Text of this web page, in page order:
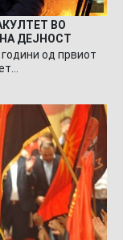
ВО
ДЕЈНОСТ
од првиот